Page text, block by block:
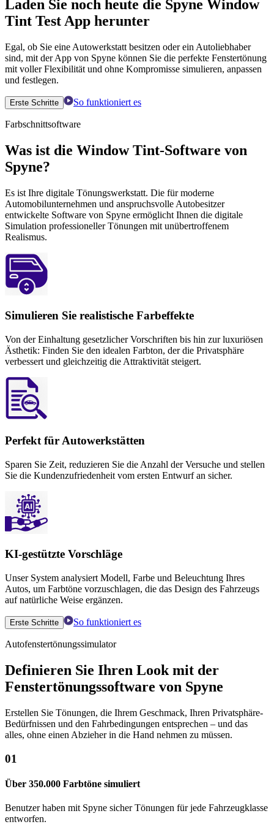
Laden Sie noch heute die Spyne Window
Tint Test App herunter
Egal, ob Sie eine Autowerkstatt besitzen oder ein Autoliebhaber
sind, mit der App von Spyne können Sie die perfekte Fenstertönung
mit voller Flexibilität und ohne Kompromisse simulieren, anpassen
und festlegen.
Erste Schritte So funktioniert es
Farbschnittsoftware
Was ist die Window Tint-Software von
Spyne?
Es ist Ihre digitale Tönungswerkstatt. Die für moderne
Automobilunternehmen und anspruchsvolle Autobesitzer
entwickelte Software von Spyne ermöglicht Ihnen die digitale
Simulation professioneller Tönungen mit unübertroffenem
Realismus.
Simulieren Sie realistische Farbeffekte
Von der Einhaltung gesetzlicher Vorschriften bis hin zur luxuriösen
Ästhetik: Finden Sie den idealen Farbton, der die Privatsphäre
verbessert und gleichzeitig die Attraktivität steigert.
Perfekt für Autowerkstätten
Sparen Sie Zeit, reduzieren Sie die Anzahl der Versuche und stellen
Sie die Kundenzufriedenheit vom ersten Entwurf an sicher.
KI-gestützte Vorschläge
Unser System analysiert Modell, Farbe und Beleuchtung Ihres
Autos, um Farbtöne vorzuschlagen, die das Design des Fahrzeugs
auf natürliche Weise ergänzen.
Erste Schritte So funktioniert es
Autofenstertönungssimulator
Definieren Sie Ihren Look mit der
Fenstertönungssoftware von Spyne
Erstellen Sie Tönungen, die Ihrem Geschmack, Ihren Privatsphäre-
Bedürfnissen und den Fahrbedingungen entsprechen – und das
alles, ohne einen Abzieher in die Hand nehmen zu müssen.
01
Über 350.000 Farbtöne simuliert
Benutzer haben mit Spyne sicher Tönungen für jede Fahrzeugklasse
entworfen.